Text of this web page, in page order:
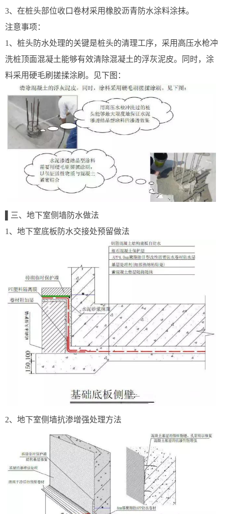
3、在桩头部位收口卷材采用橡胶沥青防水涂料涂抹。
注意事项：
1、桩头防水处理的关键是桩头的清理工序，采用高压水枪冲
洗桩顶面混凝土能够有效清除混凝土的浮灰泥皮。同时，涂
料采用硬毛刷搓揉涂刷。见下图：
▌三、地下室侧墙防水做法
1、地下室底板防水交接处预留做法
2、地下室侧墙抗渗增强处理方法